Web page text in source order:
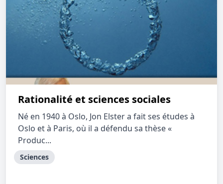
Rationalité et sciences sociales
Né en 1940 à Oslo, Jon Elster a fait ses études à
Oslo et à Paris, où il a défendu sa thèse «
Produc...
Sciences